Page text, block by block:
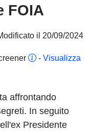
FOIA
il 20/09/2024
- Visualizza
affrontando
In seguito
Presidente